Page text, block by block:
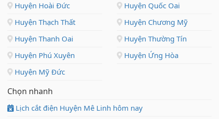
Huyện Hoài Đức
Huyện Quốc Oai
Huyện Thạch Thất
Huyện Chương Mỹ
Huyện Thanh Oai
Huyện Thường Tín
Huyện Phú Xuyên
Huyện Ứng Hòa
Huyện Mỹ Đức
Chọn nhanh
Lịch cắt điện Huyện Mê Linh hôm nay